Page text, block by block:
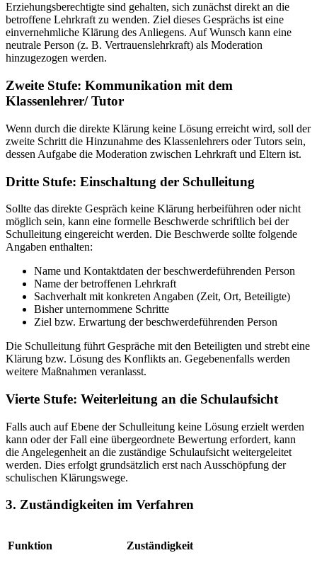
Erziehungsberechtigte sind gehalten, sich zunächst direkt an die
betroffene Lehrkraft zu wenden. Ziel dieses Gesprächs ist eine
einvernehmliche Klärung des Anliegens. Auf Wunsch kann eine
neutrale Person (z. B. Vertrauenslehrkraft) als Moderation
hinzugezogen werden.
Zweite Stufe: Kommunikation mit dem
Klassenlehrer/ Tutor
Wenn durch die direkte Klärung keine Lösung erreicht wird, soll der
zweite Schritt die Hinzunahme des Klassenlehrers oder Tutors sein,
dessen Aufgabe die Moderation zwischen Lehrkraft und Eltern ist.
Dritte Stufe: Einschaltung der Schulleitung
Sollte das direkte Gespräch keine Klärung herbeiführen oder nicht
möglich sein, kann eine formelle Beschwerde schriftlich bei der
Schulleitung eingereicht werden. Die Beschwerde sollte folgende
Angaben enthalten:
Name und Kontaktdaten der beschwerdeführenden Person
Name der betroffenen Lehrkraft
Sachverhalt mit konkreten Angaben (Zeit, Ort, Beteiligte)
Bisher unternommene Schritte
Ziel bzw. Erwartung der beschwerdeführenden Person
Die Schulleitung führt Gespräche mit den Beteiligten und strebt eine
Klärung bzw. Lösung des Konflikts an. Gegebenenfalls werden
weitere Maßnahmen veranlasst.
Vierte Stufe: Weiterleitung an die Schulaufsicht
Falls auch auf Ebene der Schulleitung keine Lösung erzielt werden
kann oder der Fall eine übergeordnete Bewertung erfordert, kann
die Angelegenheit an die zuständige Schulaufsicht weitergeleitet
werden. Dies erfolgt grundsätzlich erst nach Ausschöpfung der
schulischen Klärungswege.
3. Zuständigkeiten im Verfahren
Funktion Zuständigkeit